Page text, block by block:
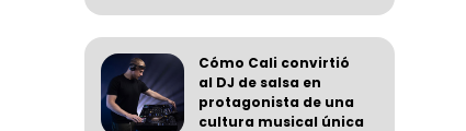
Cómo Cali convirtió
al DJ de salsa en
protagonista de una
cultura musical única